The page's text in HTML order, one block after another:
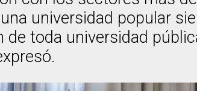
universidad popular
toda universidad